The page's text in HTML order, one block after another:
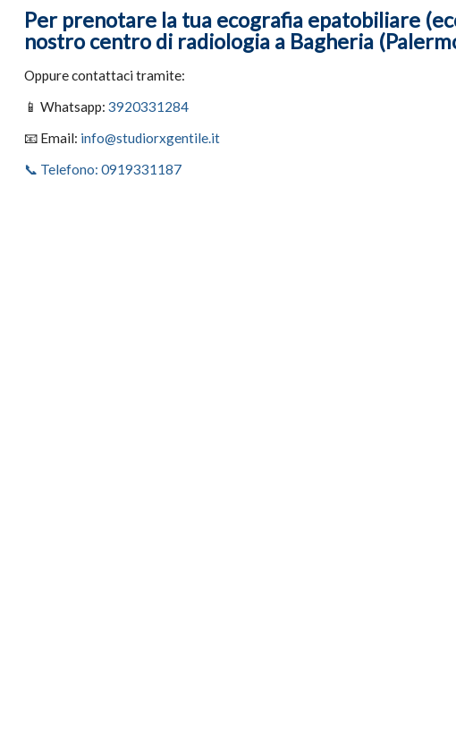
Per prenotare la tua ecografia epatobiliare
nostro centro di radiologia a Bagheria
Oppure contattaci tramite:
📱 Whatsapp: 3920331284
📧 Email: info@studiorxgentile.it
📞 Telefono: 0919331187